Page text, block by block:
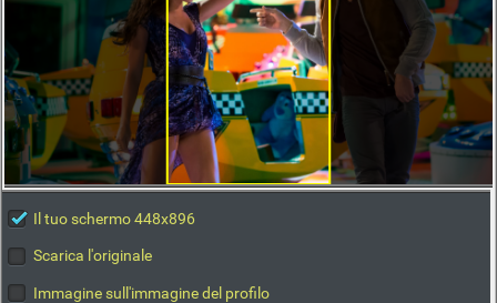
Il tuo schermo 448x896
Scarica l'originale
Immagine sull'immagine del profilo